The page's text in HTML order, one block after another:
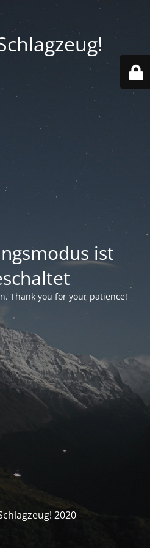
ist
Thank you for your patience!
2020